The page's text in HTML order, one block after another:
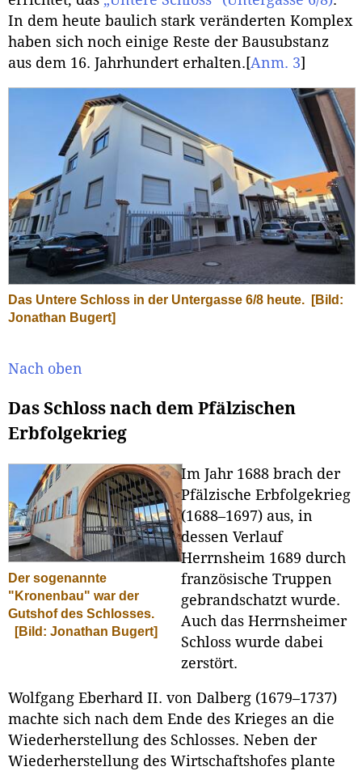
In dem heute baulich stark veränderten Komplex
haben sich noch einige Reste der Bausubstanz
aus dem 16. Jahrhundert erhalten. [Anm. 3]
Das Untere Schloss in der Untergasse 6/8 heute.
[Bild:
Jonathan Bugert]
Nach oben
Das Schloss nach dem Pfälzischen
Erbfolgekrieg
Der sogenannte
"Kronenbau" war der
Gutshof des Schlosses.
[Bild: Jonathan Bugert]
Im Jahr 1688 brach der
Pfälzische Erbfolgekrieg
(1688–1697) aus, in
dessen Verlauf
Herrnsheim 1689 durch
französische Truppen
gebrandschatzt wurde.
Auch das Herrnsheimer
Schloss wurde dabei
zerstört.
Wolfgang Eberhard II. von Dalberg (1679–1737)
machte sich nach dem Ende des Krieges an die
Wiederherstellung des Schlosses. Neben der
Wiederherstellung des Wirtschaftshofes plante